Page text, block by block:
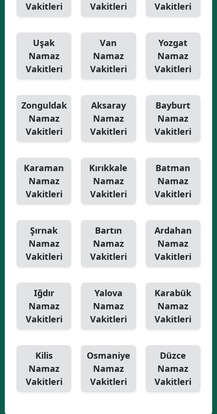
Vakitleri
Vakitleri
Vakitleri
Uşak
Namaz
Vakitleri
Van
Namaz
Vakitleri
Yozgat
Namaz
Vakitleri
Zonguldak
Namaz
Vakitleri
Aksaray
Namaz
Vakitleri
Bayburt
Namaz
Vakitleri
Karaman
Namaz
Vakitleri
Kırıkkale
Namaz
Vakitleri
Batman
Namaz
Vakitleri
Şırnak
Namaz
Vakitleri
Bartın
Namaz
Vakitleri
Ardahan
Namaz
Vakitleri
Iğdır
Namaz
Vakitleri
Yalova
Namaz
Vakitleri
Karabük
Namaz
Vakitleri
Kilis
Namaz
Vakitleri
Osmaniye
Namaz
Vakitleri
Düzce
Namaz
Vakitleri